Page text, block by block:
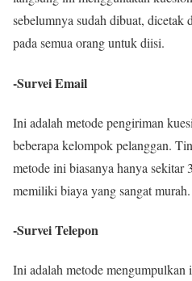
sebelumnya sudah dibuat, dicetak
pada semua orang untuk diisi.
-Survei Email
Ini adalah metode pengiriman
beberapa kelompok pelanggan.
metode ini biasanya hanya sekitar
memiliki biaya yang sangat murah.
-Survei Telepon
Ini adalah metode mengumpulkan